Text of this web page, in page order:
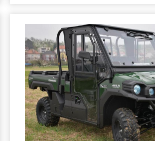
with hydraulic stoppers,
locks and sliding safety glass side
windows.